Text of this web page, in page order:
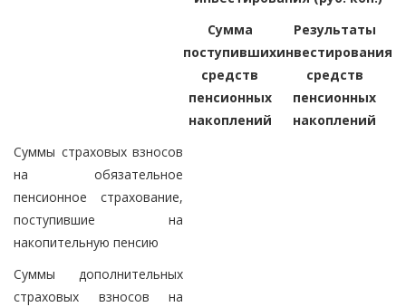
Сумма
поступивших
средств
пенсионных
накоплений
Результаты
инвестирования
средств
пенсионных
накоплений
Суммы страховых взносов
на обязательное
пенсионное страхование,
поступившие на
накопительную пенсию
Суммы дополнительных
страховых взносов на